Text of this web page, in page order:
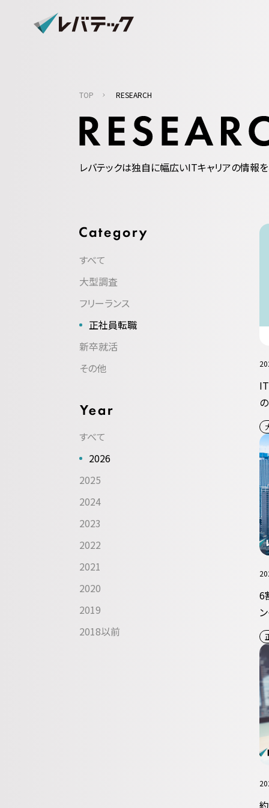
TOP RESEARCH
レバテックは独自に幅広いITキャリアの情報を
すべて
大型調査
フリーランス
正社員転職
新卒就活
その他
すべて
2026
2025
2024
2023
2022
2021
2020
2019
2018以前
6